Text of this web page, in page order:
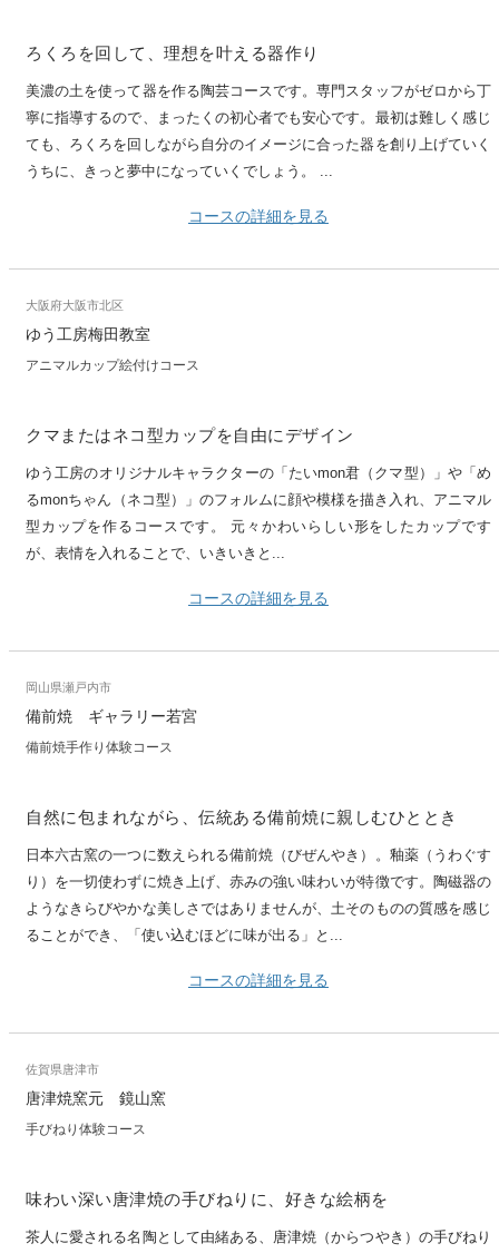
ろくろを回して、理想を叶える器作り
美濃の土を使って器を作る陶芸コースです。専門スタッフがゼロから丁
寧に指導するので、まったくの初心者でも安心です。最初は難しく感じ
ても、ろくろを回しながら自分のイメージに合った器を創り上げていく
うちに、きっと夢中になっていくでしょう。 ...
コースの詳細を見る
大阪府大阪市北区
ゆう工房梅田教室
アニマルカップ絵付けコース
クマまたはネコ型カップを自由にデザイン
ゆう工房のオリジナルキャラクターの「たいmon君（クマ型）」や「め
るmonちゃん（ネコ型）」のフォルムに顔や模様を描き入れ、アニマル
型カップを作るコースです。 元々かわいらしい形をしたカップです
が、表情を入れることで、いきいきと...
コースの詳細を見る
岡山県瀬戸内市
備前焼 ギャラリー若宮
備前焼手作り体験コース
自然に包まれながら、伝統ある備前焼に親しむひととき
日本六古窯の一つに数えられる備前焼（びぜんやき）。釉薬（うわぐす
り）を一切使わずに焼き上げ、赤みの強い味わいが特徴です。陶磁器の
ようなきらびやかな美しさではありませんが、土そのものの質感を感じ
ることができ、「使い込むほどに味が出る」と...
コースの詳細を見る
佐賀県唐津市
唐津焼窯元 鏡山窯
手びねり体験コース
味わい深い唐津焼の手びねりに、好きな絵柄を
茶人に愛される名陶として由緒ある、唐津焼（からつやき）の手びねり